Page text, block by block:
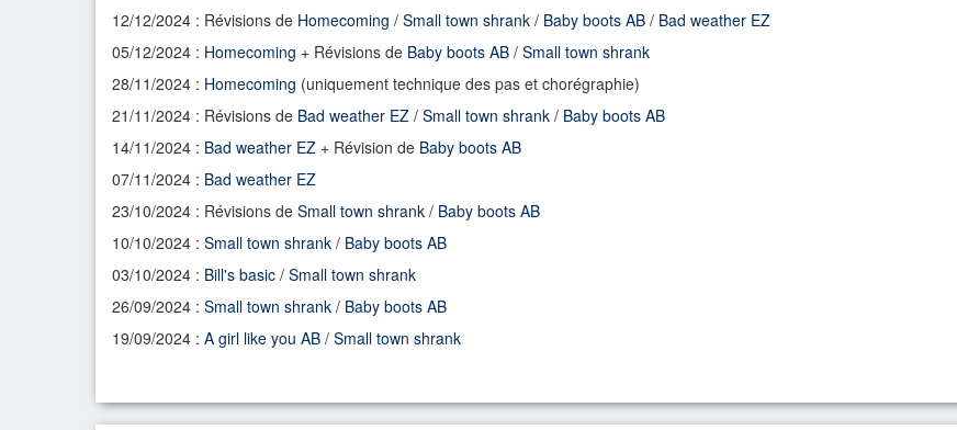
12/12/2024 : Révisions de Homecoming / Small town shrank / Baby boots AB / Bad weather EZ
05/12/2024 : Homecoming + Révisions de Baby boots AB / Small town shrank
28/11/2024 : Homecoming (uniquement technique des pas et chorégraphie)
21/11/2024 : Révisions de Bad weather EZ / Small town shrank / Baby boots AB
14/11/2024 : Bad weather EZ + Révision de Baby boots AB
07/11/2024 : Bad weather EZ
23/10/2024 : Révisions de Small town shrank / Baby boots AB
10/10/2024 : Small town shrank / Baby boots AB
03/10/2024 : Bill's basic / Small town shrank
26/09/2024 : Small town shrank / Baby boots AB
19/09/2024 : A girl like you AB / Small town shrank